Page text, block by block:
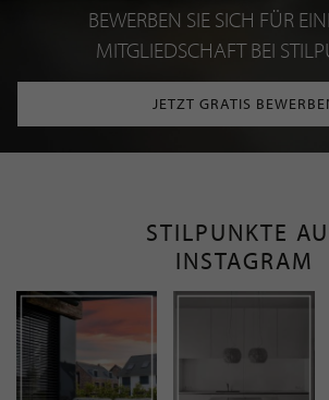
BEWERBEN SIE SICH FÜR
MITGLIEDSCHAFT BEI
JETZT GRATIS
STILPUNKTE
INSTAGRAM